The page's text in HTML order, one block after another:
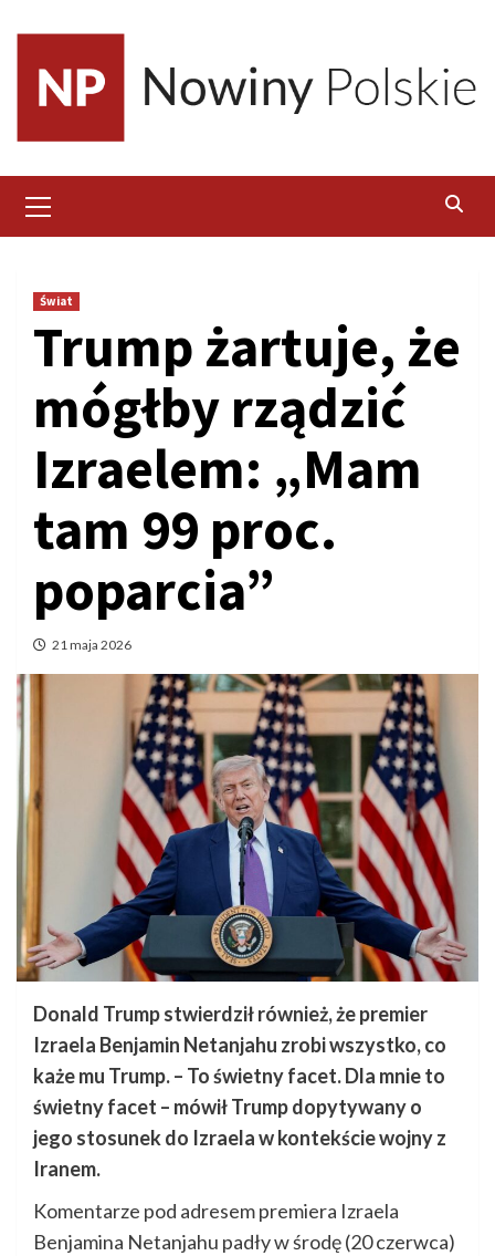
content
Menu
Świat
Trump żartuje, że
mógłby rządzić
Izraelem: „Mam
tam 99 proc.
poparcia”
21 maja 2026
Donald Trump stwierdził również, że premier
Izraela Benjamin Netanjahu zrobi wszystko, co
każe mu Trump. – To świetny facet. Dla mnie to
świetny facet – mówił Trump dopytywany o
jego stosunek do Izraela w kontekście wojny z
Iranem.
Komentarze pod adresem premiera Izraela
Benjamina Netanjahu padły w środę (20 czerwca)